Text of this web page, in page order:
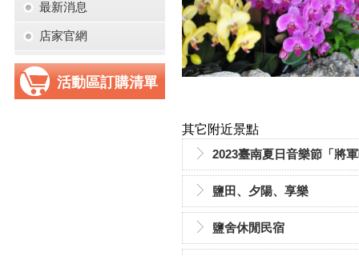
最新消息
店家官網
活動區訂購清單
其它附近景點
2023臺南夏日音樂節「將
鹽田、夕陽、享樂
鹽舍休閒民宿